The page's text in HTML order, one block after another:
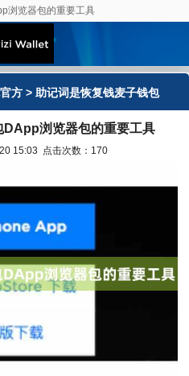
浏览器包的重要工具
方 > 助记词是恢复钱麦子钱包
DApp浏览器包的重要工具
15:03 点击次数：170